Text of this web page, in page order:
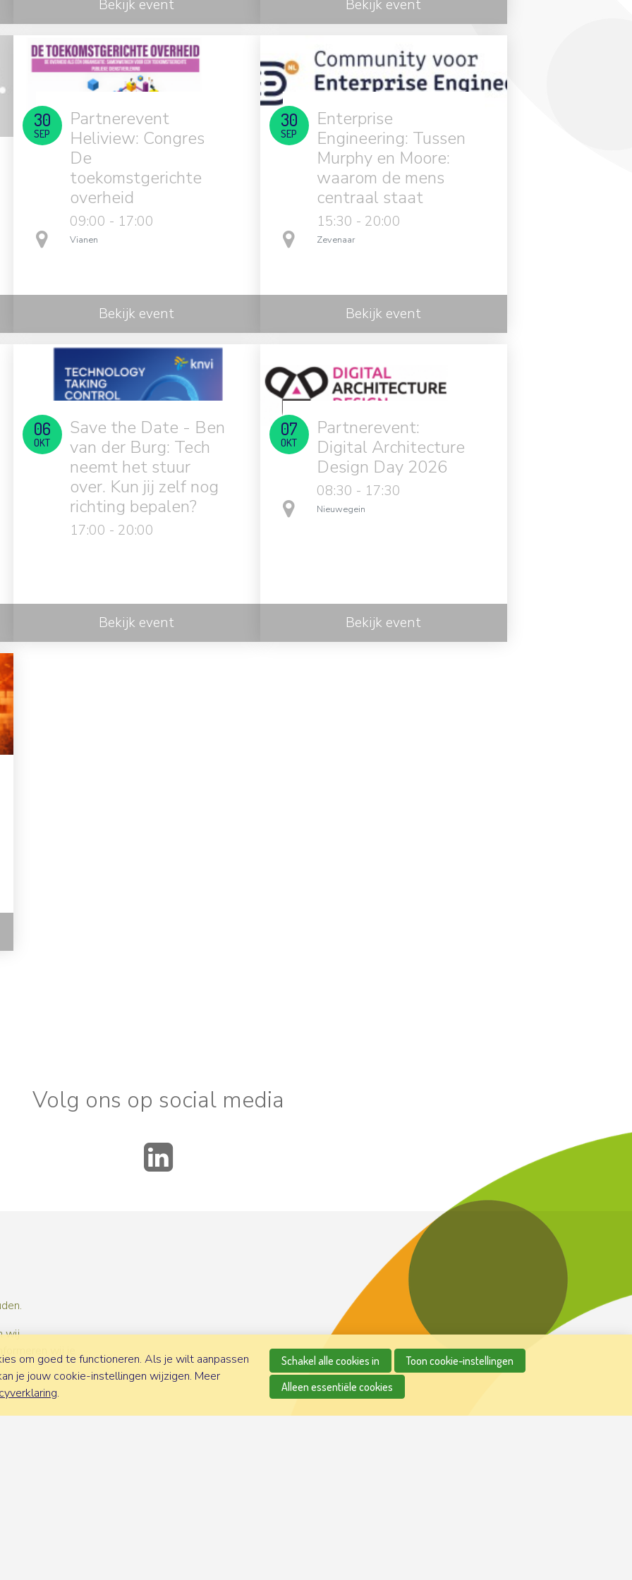
Bekijk event Bekijk event
30
SEP
Partnerevent
Heliview: Congres
De
toekomstgerichte
overheid
09:00 - 17:00
in
Vianen
Bekijk event
30
SEP
Enterprise
Engineering: Tussen
Murphy en Moore:
waarom de mens
centraal staat
15:30 - 20:00
in
Zevenaar
Bekijk event
06
OKT
Save the Date - Ben
van der Burg: Tech
neemt het stuur
over. Kun jij zelf nog
richting bepalen?
17:00 - 20:00
Bekijk event
07
OKT
Partnerevent:
Digital Architecture
Design Day 2026
08:30 - 17:30
in
Nieuwegein
Bekijk event
Volg ons op social media
wij
om goed te functioneren. Als je wilt aanpassen
je jouw cookie-instellingen wijzigen. Meer
.
Schakel alle cookies in
Toon cookie-instellingen
Alleen essentiële cookies